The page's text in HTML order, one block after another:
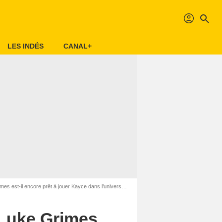
profil search
LES INDÉS CANAL+
encore prêt à jouer Kayce dans l’univers Yellowstone ?